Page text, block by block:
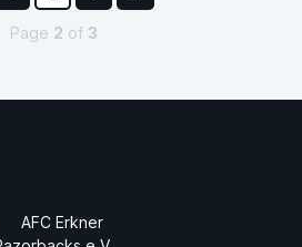
Page 2 of 3